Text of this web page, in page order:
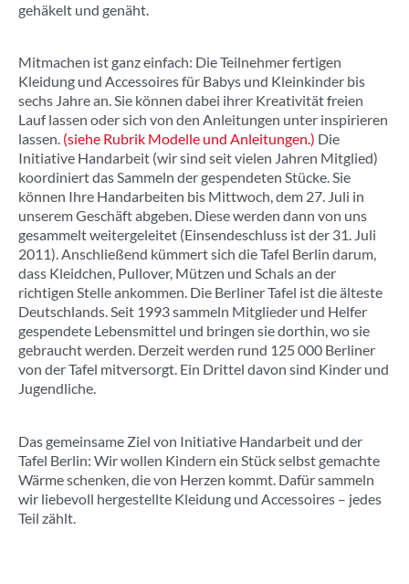
gehäkelt und genäht.
Mitmachen ist ganz einfach: Die Teilnehmer fertigen
Kleidung und Accessoires für Babys und Kleinkinder bis
sechs Jahre an. Sie können dabei ihrer Kreativität freien
Lauf lassen oder sich von den Anleitungen unter inspirieren
lassen. (siehe Rubrik Modelle und Anleitungen.) Die
Initiative Handarbeit (wir sind seit vielen Jahren Mitglied)
koordiniert das Sammeln der gespendeten Stücke. Sie
können Ihre Handarbeiten bis Mittwoch, dem 27. Juli in
unserem Geschäft abgeben. Diese werden dann von uns
gesammelt weitergeleitet (Einsendeschluss ist der 31. Juli
2011). Anschließend kümmert sich die Tafel Berlin darum,
dass Kleidchen, Pullover, Mützen und Schals an der
richtigen Stelle ankommen. Die Berliner Tafel ist die älteste
Deutschlands. Seit 1993 sammeln Mitglieder und Helfer
gespendete Lebensmittel und bringen sie dorthin, wo sie
gebraucht werden. Derzeit werden rund 125 000 Berliner
von der Tafel mitversorgt. Ein Drittel davon sind Kinder und
Jugendliche.
Das gemeinsame Ziel von Initiative Handarbeit und der
Tafel Berlin: Wir wollen Kindern ein Stück selbst gemachte
Wärme schenken, die von Herzen kommt. Dafür sammeln
wir liebevoll hergestellte Kleidung und Accessoires – jedes
Teil zählt.